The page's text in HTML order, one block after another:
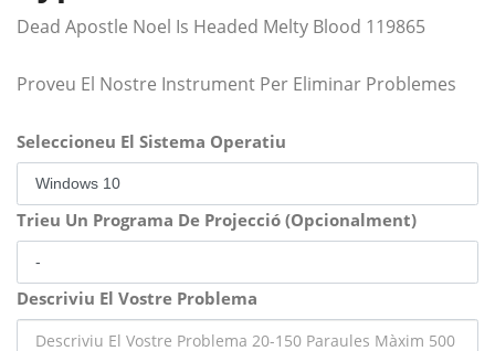
Dead Apostle Noel Is Headed Melty Blood 119865
Proveu El Nostre Instrument Per Eliminar Problemes
Seleccioneu El Sistema Operatiu
Trieu Un Programa De Projecció (Opcionalment)
Descriviu El Vostre Problema